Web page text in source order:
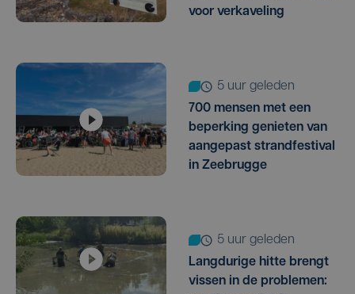
voor verkaveling
5 uur geleden
700 mensen met een
beperking genieten van
aangepast strandfestival
in Zeebrugge
5 uur geleden
Langdurige hitte brengt
vissen in de problemen: